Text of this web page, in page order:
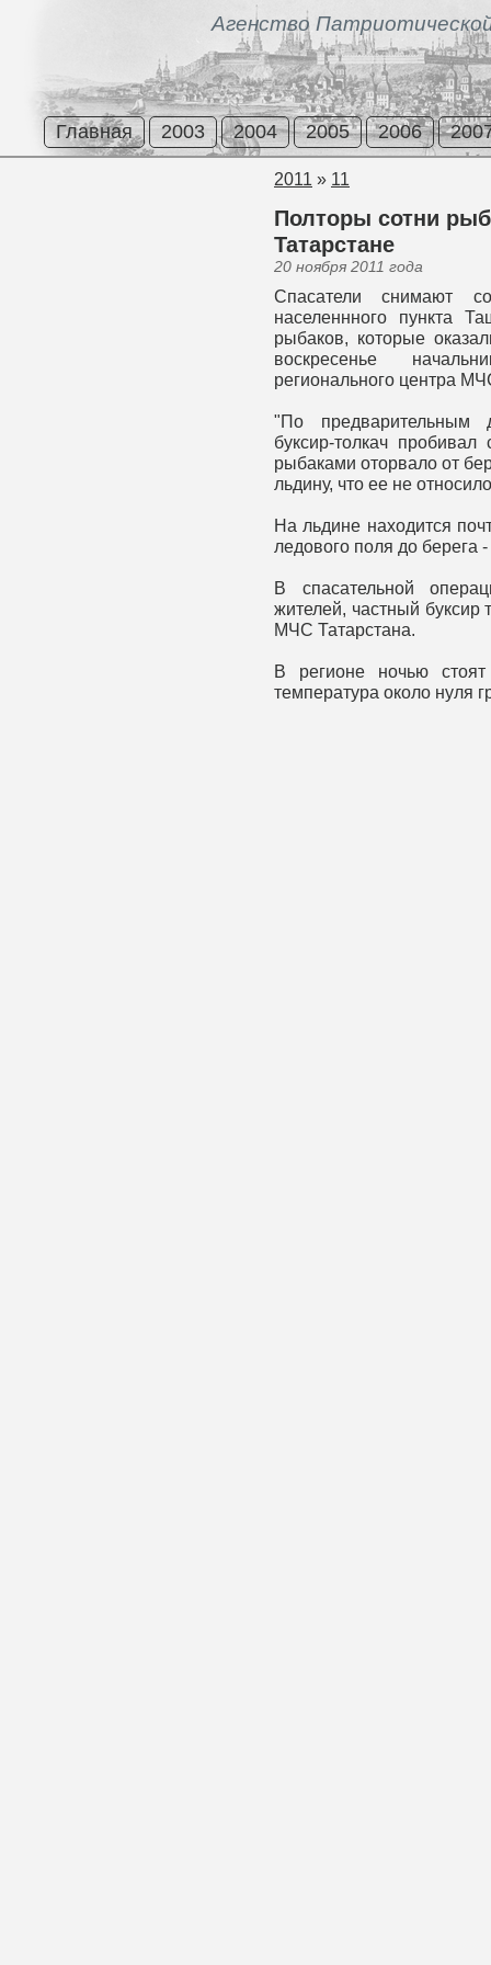
Агенство
Главная 2003 2004 2005 2006
2011 » 11
Полторы сотни
Татарстане
20 ноября 2011 года
Спасатели снимают
населеннного пункта
рыбаков, которые
воскресенье
регионального центра
"По предварительным
буксир-толкач
рыбаками оторвало от
льдину, что ее не
На льдине находится
ледового поля до берега
В спасательной
жителей, частный буксир
МЧС Татарстана.
В регионе ночью
температура около нуля